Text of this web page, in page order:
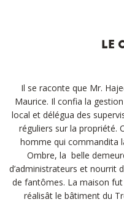
LE
Il se raconte que Mr.
Maurice. Il confia la
local et délégua des
réguliers sur la propriété.
homme qui commandita
Ombre, la belle
d’administrateurs et nourrit
de fantômes. La maison
réalisât le bâtiment du